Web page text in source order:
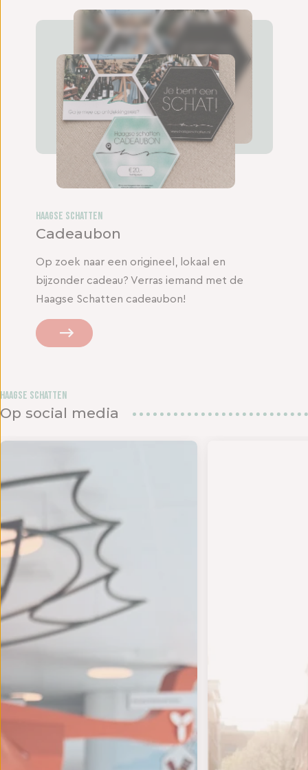
Haagse Schatten
Cadeaubon
Op zoek naar een origineel, lokaal en
bijzonder cadeau? Verras iemand met de
Haagse Schatten cadeaubon!
Haagse Schatten
Op social media
in het
DE ZOMER - Op 18 en 19 juli bundelen twee s
- TIJD VOOR EEN